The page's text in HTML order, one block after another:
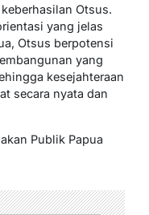
Otsus.
yang jelas
Otsus berpotensi
yang
kesejahteraan
secara nyata dan
Publik Papua